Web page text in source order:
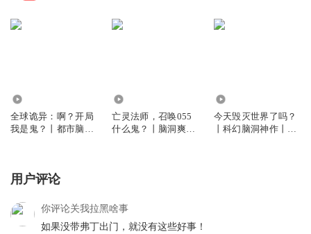
全球诡异：啊？开局
我是鬼？丨都市脑洞
亡灵法师，召唤055
什么鬼？丨脑洞爽文
今天毁灭世界了吗？
丨科幻脑洞神作丨银
用户评论
你评论关我拉黑啥事
如果没带弗丁出门，就没有这些好事！